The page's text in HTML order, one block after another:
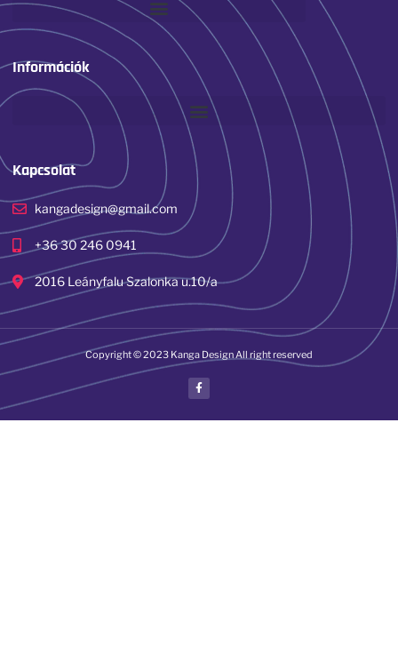
Információk
Kapcsolat
kangadesign@gmail.com
+36 30 246 0941
2016 Leányfalu Szalonka u.10/a
Copyright © 2023 Kanga Design All right reserved